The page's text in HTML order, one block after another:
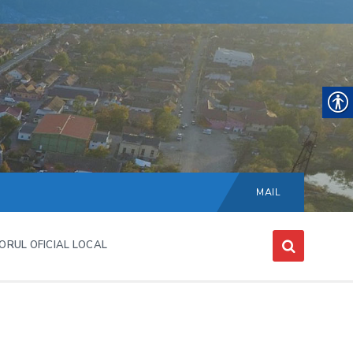
Choose
language:
MAIL
OFICIAL LOCAL